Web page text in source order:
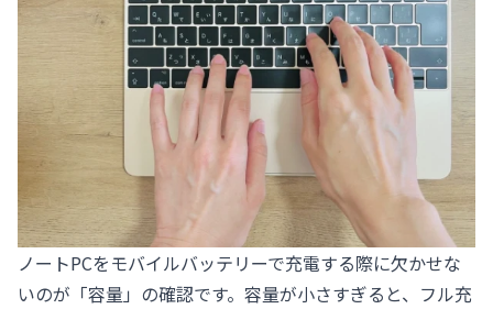
ノートPCをモバイルバッテリーで充電する際に欠かせな
いのが「容量」の確認です。容量が小さすぎると、フル充